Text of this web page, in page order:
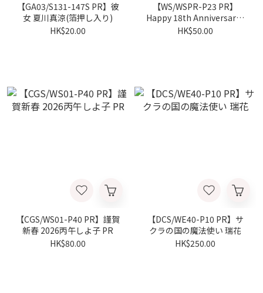
【GA03/S131-147S PR】彼
女 夏川真涼(箔押し入り)
HK$20.00
【WS/WSPR-P23 PR】
Happy 18th Anniversary!!
[思い出]
HK$50.00
【CGS/WS01-P40 PR】謹賀
新春 2026丙午しよ子 PR
HK$80.00
【DCS/WE40-P10 PR】サ
クラの国の魔法使い 瑞花
HK$250.00